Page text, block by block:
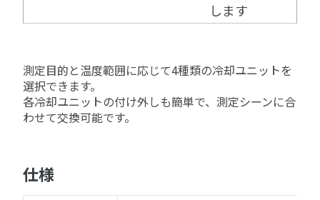
します
測定目的と温度範囲に応じて4種類の冷却ユニットを
選択できます。
各冷却ユニットの付け外しも簡単で、測定シーンに合
わせて交換可能です。
仕様